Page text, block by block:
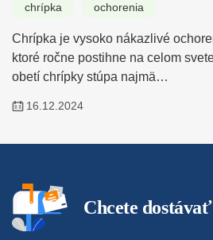
chrípka ochorenia
Chrípka je vysoko nákazlivé
ktoré ročne postihne na celom
obetí chrípky stúpa najmä…
16.12.2024
Chcete